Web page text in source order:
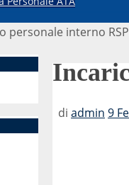
personale interno
di admin 9